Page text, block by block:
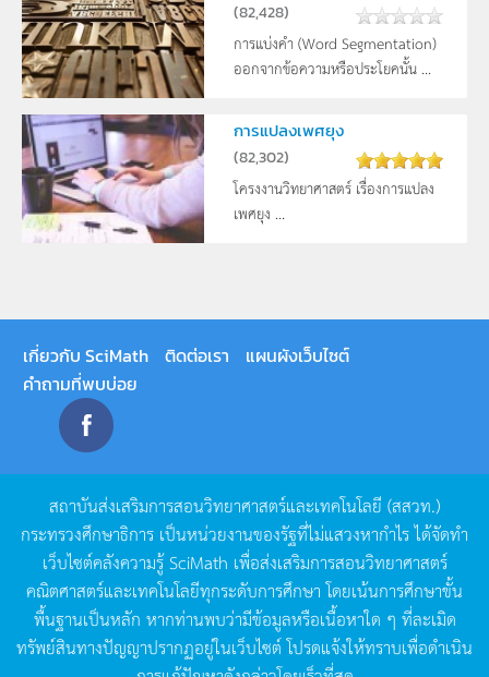
(82,428)
การแบ่งคำ (Word Segmentation)
ออกจากข้อความหรือประโยคนั้น ...
การแปลงเพศยุง
(82,302)
โครงงานวิทยาศาสตร์ เรื่องการแปลง
เพศยุง ...
เกี่ยวกับ SciMath ติดต่อเรา
แผนผังเว็บไซต์
คำถามที่พบบ่อย
สถาบันส่งเสริมการสอนวิทยาศาสตร์และเทคโนโลยี (สสวท.)
กระทรวงศึกษาธิการ เป็นหน่วยงานของรัฐที่ไม่แสวงหากำไรได้จัดทำ
เว็บไซต์คลังความรู้SciMath เพื่อส่งเสริมการสอนวิทยาศาสตร์
คณิตศาสตร์และเทคโนโลยีทุกระดับการศึกษา โดยเน้นการศึกษาขั้น
พื้นฐานเป็นหลัก หากท่านพบว่ามีข้อมูลหรือเนื้อหาใด ๆ ที่ละเมิด
ทรัพย์สินทางปัญญาปรากฏอยู่ในเว็บไซต์โปรดแจ้งให้ทราบเพื่อดำเนิน